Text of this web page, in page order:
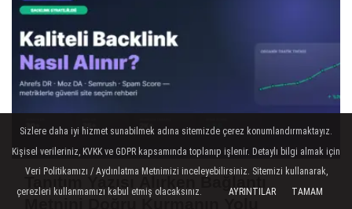
Tanıtım Yazısı Alırken Bağlantı
Sizlere daha iyi hizmet sunabilmek adına sitemizde çerez konumlandırmaktayız.
Kişisel verileriniz, KVKK ve GDPR kapsamında toplanıp işlenir. Detaylı bilgi almak için
Veri Politikamızı / Aydınlatma Metnimizi inceleyebilirsiniz. Sitemizi kullanarak,
çerezleri kullanmamızı kabul etmiş olacaksınız.
AYRINTILAR TAMAM